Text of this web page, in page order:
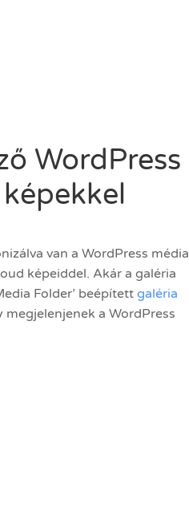
WordPress
van a WordPress média
képeiddel. Akár a galéria
Folder’ beépített galéria
a WordPress